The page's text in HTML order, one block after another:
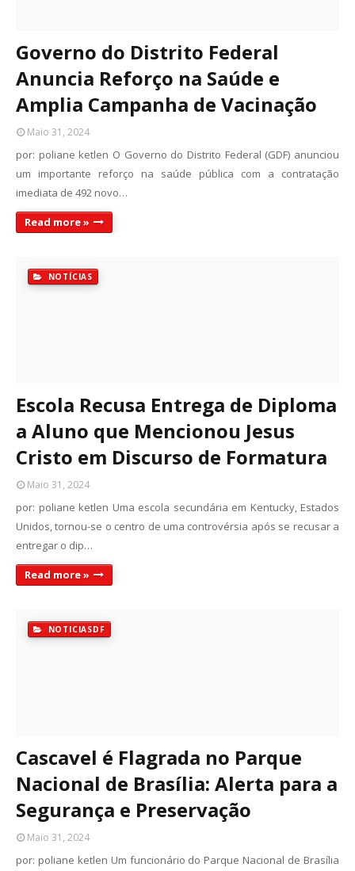
Governo do Distrito Federal
Anuncia Reforço na Saúde e
Amplia Campanha de Vacinação
Maio 31, 2024
por: poliane ketlen O Governo do Distrito Federal (GDF) anunciou
um importante reforço na saúde pública com a contratação
imediata de 492 novo…
Read more »
NOTÍCIAS
Escola Recusa Entrega de Diploma
a Aluno que Mencionou Jesus
Cristo em Discurso de Formatura
Maio 31, 2024
por: poliane ketlen Uma escola secundária em Kentucky, Estados
Unidos, tornou-se o centro de uma controvérsia após se recusar a
entregar o dip…
Read more »
NOTICIASDF
Cascavel é Flagrada no Parque
Nacional de Brasília: Alerta para a
Segurança e Preservação
Maio 31, 2024
por: poliane ketlen Um funcionário do Parque Nacional de Brasília